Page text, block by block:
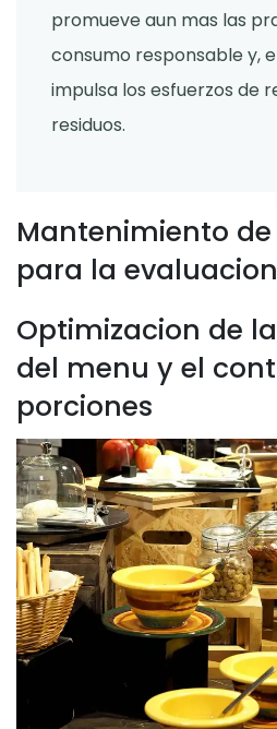
promueve aun mas las
consumo responsable y,
impulsa los esfuerzos de
residuos.
Mantenimiento
para la
Optimizacion de
del menu y el
porciones